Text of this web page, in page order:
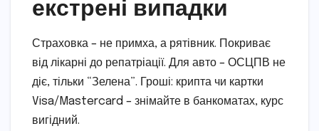
екстрені випадки
Страховка – не примха, а рятівник. Покриває
від лікарні до репатріації. Для авто – ОСЦПВ не
діє, тільки “Зелена”. Гроші: крипта чи картки
Visa/Mastercard – знімайте в банкоматах, курс
вигідний.